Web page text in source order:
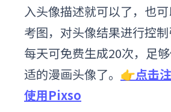
入头像描述就可以了，也
考图，对头像结果进行控
每天可免费生成20次，足
适的漫画头像了。 👉点击
使用Pixso